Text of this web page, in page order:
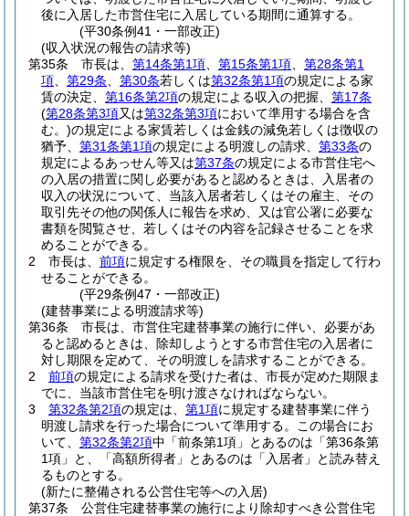
後に入居した市営住宅に入居している期間に通算する。
(平30条例41・一部改正)
(収入状況の報告の請求等)
第35条
市長は、 第14条第1項 第15条第1項
第28条第1
項
第29条 第30条若しくは第32条第1項の規定による家
賃の決定、 第16条第2項の規定による収入の把握、 第17条
(第28条第3項又は第32条第3項において準用する場合を含
む。)の規定による家賃若しくは金銭の減免若しくは徴収の
猶予、 第31条第1項の規定による明渡しの請求、 第33条の
規定によるあっせん等又は第37条の規定による市営住宅へ
の入居の措置に関し必要があると認めるときは、入居者の
収入の状況について、当該入居者若しくはその雇主、その
取引先その他の関係人に報告を求め、又は官公署に必要な
書類を閲覧させ、若しくはその内容を記録させることを求
めることができる。
2
市長は、 前項に規定する権限を、その職員を指定して行わ
せることができる。
(平29条例47・一部改正)
(建替事業による明渡請求等)
第36条
市長は、市営住宅建替事業の施行に伴い、必要があ
ると認めるときは、除却しようとする市営住宅の入居者に
対し期限を定めて、その明渡しを請求することができる。
2
前項の規定による請求を受けた者は、市長が定めた期限ま
でに、当該市営住宅を明け渡さなければならない。
3
第32条第2項の規定は、 第1項に規定する建替事業に伴う
明渡し請求を行った場合について準用する。
この場合にお
いて、 第32条第2項中「前条第1項」とあるのは「第36条第
1項」と、「高額所得者」とあるのは「入居者」と読み替え
るものとする。
(新たに整備される公営住宅等への入居)
第37条
公営住宅建替事業の施行により除却すべき公営住宅